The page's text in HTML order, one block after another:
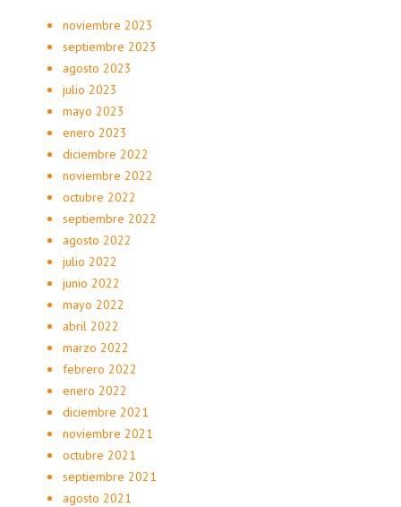
noviembre 2023
septiembre 2023
agosto 2023
julio 2023
mayo 2023
enero 2023
diciembre 2022
noviembre 2022
octubre 2022
septiembre 2022
agosto 2022
julio 2022
junio 2022
mayo 2022
abril 2022
marzo 2022
febrero 2022
enero 2022
diciembre 2021
noviembre 2021
octubre 2021
septiembre 2021
agosto 2021